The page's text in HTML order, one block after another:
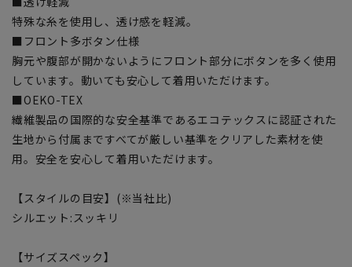
特殊な糸を使用し、透け感を軽減。
■フロント多ボタン仕様
胸元や腹部が開かないようにフロント部分にボタンを多く使用
しています。動いても安心して着用いただけます。
■OEKO-TEX
繊維製品の国際的な安全基準であるエコテックスに認証された
生地から付属まですべてが厳しい基準をクリアした素材を使
用。安全を安心して着用いただけます。
【スタイルの目安】(※当社比)
シルエット:スッキリ
【サイズスペック】